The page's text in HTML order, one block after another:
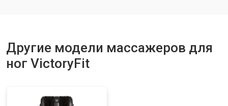
Другие модели массажеров для
ног VictoryFit